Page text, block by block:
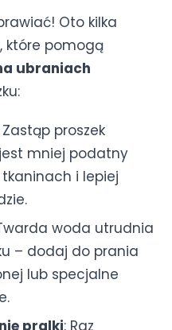
Oto kilka
które pomogą
ubraniach
Zastąp proszek
mniej podatny
i lepiej
woda utrudnia
– dodaj do prania
lub specjalne
pralki: Raz